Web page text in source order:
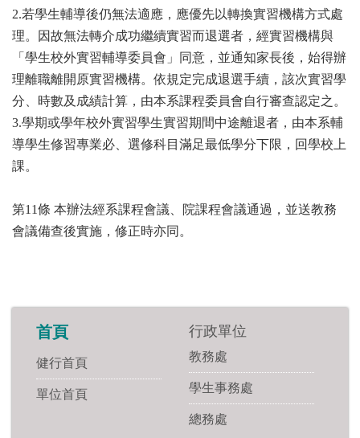
2.若學生輔導後仍無法適應，應優先以轉換實習機構方式處
理。因故無法轉介成功繼續實習而退選者，經實習機構與
「學生校外實習輔導委員會」同意，並通知家長後，始得辦
理離職離開原實習機構。依規定完成退選手續，該次實習學
分、時數及成績計算，由本系課程委員會自行審查認定之。
3.學期或學年校外實習學生實習期間中途離退者，由本系輔
導學生修習專業必、選修科目滿足最低學分下限，回學校上
課。
第11條 本辦法經系課程會議、院課程會議通過，並送教務
會議備查後實施，修正時亦同。
首頁
健行首頁
單位首頁
行政單位
教務處
學生事務處
總務處